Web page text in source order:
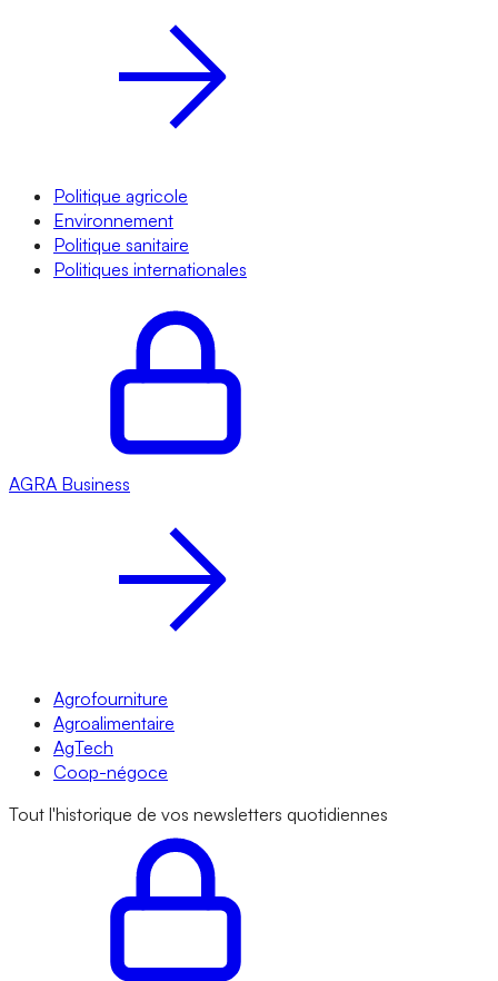
Politique agricole
Environnement
Politique sanitaire
Politiques internationales
AGRA Business
Agrofourniture
Agroalimentaire
AgTech
Coop-négoce
Tout l'historique de vos newsletters quotidiennes